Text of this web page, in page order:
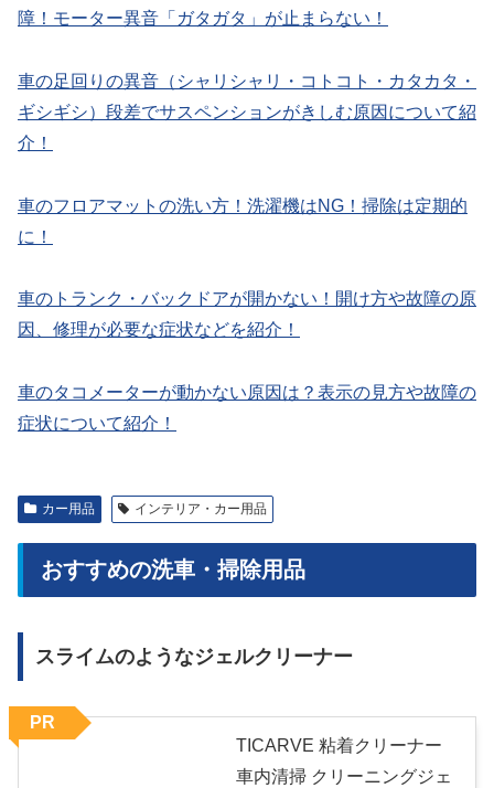
障！モーター異音「ガタガタ」が止まらない！
車の足回りの異音（シャリシャリ・コトコト・カタカタ・
ギシギシ）段差でサスペンションがきしむ原因について紹
介！
車のフロアマットの洗い方！洗濯機はNG！掃除は定期的
に！
車のトランク・バックドアが開かない！開け方や故障の原
因、修理が必要な症状などを紹介！
車のタコメーターが動かない原因は？表示の見方や故障の
症状について紹介！
カー用品 インテリア・カー用品
おすすめの洗車・掃除用品
スライムのようなジェルクリーナー
TICARVE 粘着クリーナー
車内清掃 クリーニングジェ
PR